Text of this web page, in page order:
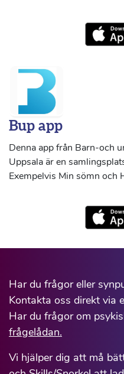
Bup app
Denna app från Barn-och
Uppsala är en
Exempelvis Min sömn och
Har du frågor eller
Kontakta oss direkt via
Har du frågor om
frågelådan.
Vi hjälper dig att må